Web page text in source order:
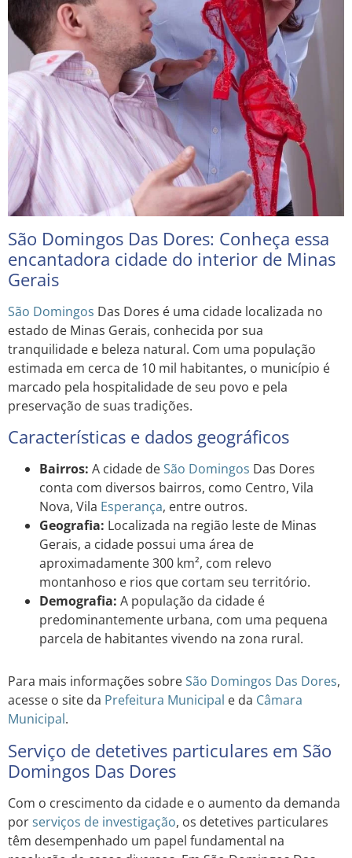
São Domingos Das Dores: Conheça essa
encantadora cidade do interior de Minas
Gerais
São Domingos Das Dores é uma cidade localizada no
estado de Minas Gerais, conhecida por sua
tranquilidade e beleza natural. Com uma população
estimada em cerca de 10 mil habitantes, o município é
marcado pela hospitalidade de seu povo e pela
preservação de suas tradições.
Características e dados geográficos
Bairros: A cidade deSão Domingos Das Dores
conta com diversos bairros, como Centro, Vila
Nova, Vila Esperança, entre outros.
Geografia: Localizada na região leste de Minas
Gerais, a cidade possui uma área de
aproximadamente 300 km², com relevo
montanhoso e rios que cortam seu território.
Demografia: A população da cidade é
predominantemente urbana, com uma pequena
parcela de habitantes vivendo na zona rural.
Para mais informações sobreSão Domingos Das Dores,
acesse o site da Prefeitura Municipal e da Câmara
Municipal.
Serviço de detetives particulares em São
Domingos Das Dores
Com o crescimento da cidade e o aumento da demanda
porserviços de investigação, os detetives particulares
têm desempenhado um papel fundamental na